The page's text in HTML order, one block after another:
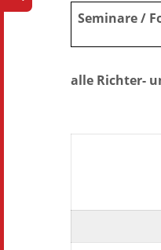
Seminare /
alle Richter-